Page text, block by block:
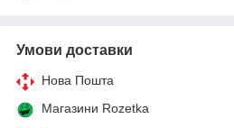
Умови доставки
Нова Пошта
Магазини Rozetka